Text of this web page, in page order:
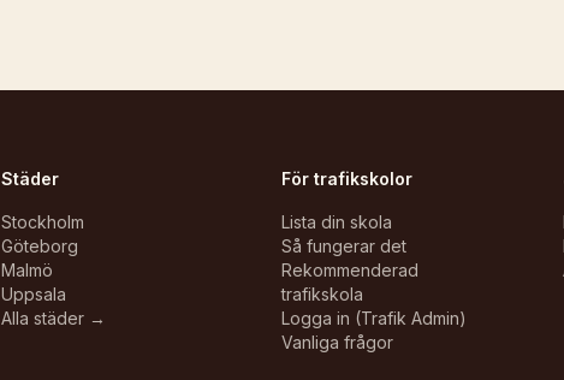
Städer
Stockholm
Göteborg
Malmö
Uppsala
Alla städer →
För trafikskolor
Lista din skola
Så fungerar det
Rekommenderad
trafikskola
Logga in (Trafik Admin)
Vanliga frågor